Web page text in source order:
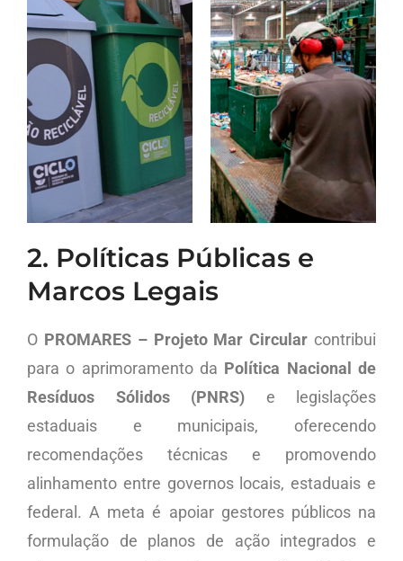
2. Políticas Públicas e
Marcos Legais
O PROMARES – Projeto Mar Circular contribui
para o aprimoramento da Política Nacional de
Resíduos Sólidos (PNRS) e legislações
estaduais e municipais, oferecendo
recomendações técnicas e promovendo
alinhamento entre governos locais, estaduais e
federal. A meta é apoiar gestores públicos na
formulação de planos de ação integrados e